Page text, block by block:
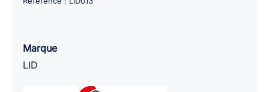
Marque
LID